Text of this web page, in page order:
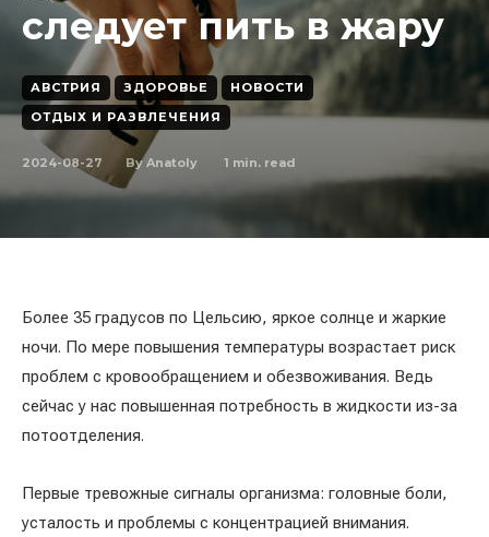
следует пить в жару
АВСТРИЯ ЗДОРОВЬЕ
НОВОСТИ
ОТДЫХ И РАЗВЛЕЧЕНИЯ
2024-08-27 By Anatoly 1 min. read
Более 35 градусов по Цельсию, яркое солнце и жаркие
ночи. По мере повышения температуры возрастает риск
проблем с кровообращением и обезвоживания. Ведь
сейчас у нас повышенная потребность в жидкости из-за
потоотделения.
Первые тревожные сигналы организма: головные боли,
усталость и проблемы с концентрацией внимания.